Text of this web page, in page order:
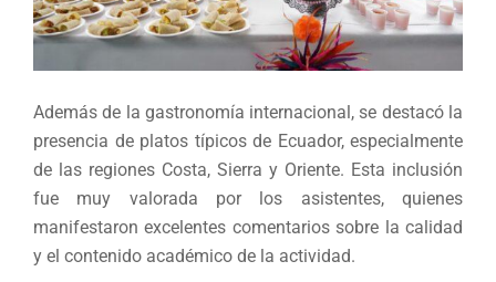
Además de la gastronomía internacional, se destacó la
presencia de platos típicos de Ecuador, especialmente
de las regiones Costa, Sierra y Oriente. Esta inclusión
fue muy valorada por los asistentes, quienes
manifestaron excelentes comentarios sobre la calidad
y el contenido académico de la actividad.